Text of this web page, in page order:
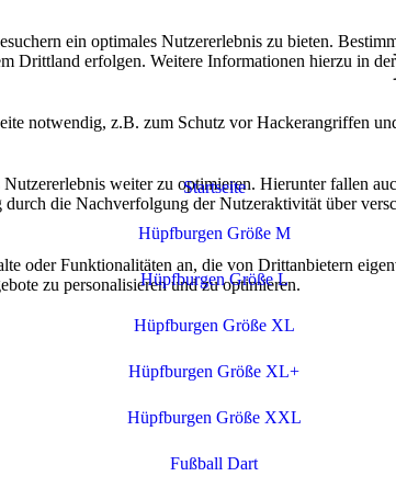
Startseite
Hüpfburgen Größe M
Hüpfburgen Größe L
Hüpfburgen Größe XL
Hüpfburgen Größe XL+
Hüpfburgen Größe XXL
Fußball Dart
ein optimales Nutzererlebnis zu bieten.
Drittland erfolgen. Weitere Informationen hierzu in
notwendig, z.B. zum Schutz vor Hackerangriffen
weiter zu optimieren. Hierunter fallen
die Nachverfolgung der Nutzeraktivität über
oder Funktionalitäten an, die von Drittanbietern
zu personalisieren und zu optimieren.